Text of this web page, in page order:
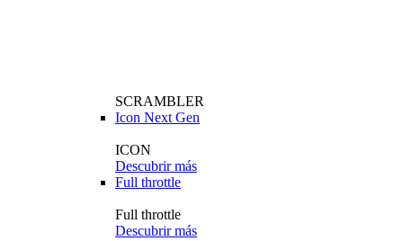
SCRAMBLER
Icon Next Gen
ICON
Descubrir más
Full throttle
Full throttle
Descubrir más